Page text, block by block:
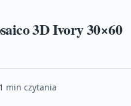
3D Ivory 30×60
1 min czytania